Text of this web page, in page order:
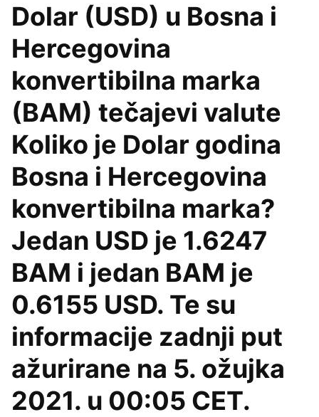
Dolar (USD) u Bosna i
Hercegovina
konvertibilna marka
(BAM) tečajevi valute
Koliko je Dolar godina
Bosna i Hercegovina
konvertibilna marka?
Jedan USD je 1.6247
BAM i jedan BAM je
0.6155 USD. Te su
informacije zadnji put
ažurirane na 5. ožujka
2021. u 00:05 CET.